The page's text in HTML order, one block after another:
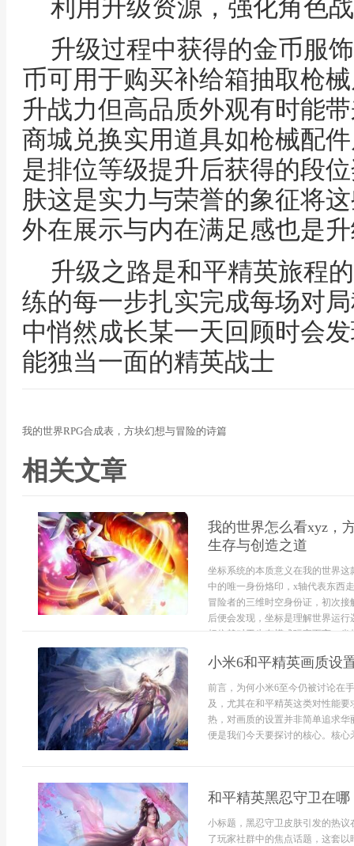
利用升级资源，强化角色
升级过程中获得的金币服
币可用于购买补给箱抽取枪
升战力但高品质外观有时能
商城兑换实用道具如枪械配
是排位等级提升后获得的段
肤这是实力与荣誉的象征将
外在展示与内在满足感也是
升级之路是和平精英旅程
练的每一步扎实完成每场对
中悄然成长某一天回顾时会
能独当一面的精英战士
我的世界RPG合成表，方块幻想与冒险的诗篇
相关文章
我的世界怎么看xyz，
生存与创造之道
坐标系统的本质意义在我的世界
中的唯一身份烙印，x轴代表东西
冒险者的三维时空身份证，初次
后便会发现，坐标是理解世界运
标依赖对于生存模式玩家而言，坐
小米6和平精英画质设
前言，为何小米6至今仍被讨论在
及，尤其在和平精英这类对性能
热，对画质的设置并非简单追求
便是我们今天要探讨的核心。核
和平精英黑忍守卫在
小标题，黑忍守卫皮肤引发的热
了玩家社群中的焦点话题，这套